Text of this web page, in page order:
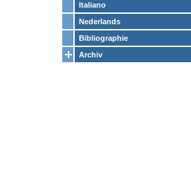
Italiano
Nederlands
Bibliographie
Archiv